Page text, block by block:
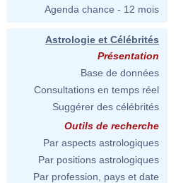
Agenda chance - 12 mois
Astrologie et Célébrités
Présentation
Base de données
Consultations en temps réel
Suggérer des célébrités
Outils de recherche
Par aspects astrologiques
Par positions astrologiques
Par profession, pays et date